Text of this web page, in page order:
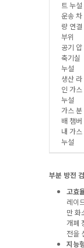
트 누설
운송 차
량 연결
부위
공기 압
축기실
누설
생산 라
인 가스
누설
가스 분
배 챔버
내 가스
누설
부분 방전
고효
레이
만 화
개폐
전을
지능